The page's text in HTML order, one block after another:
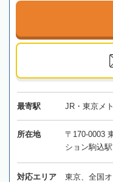
最寄駅 JR・東京メ
所在地
〒170-0003
ション駒込
対応エリア 東京、全国